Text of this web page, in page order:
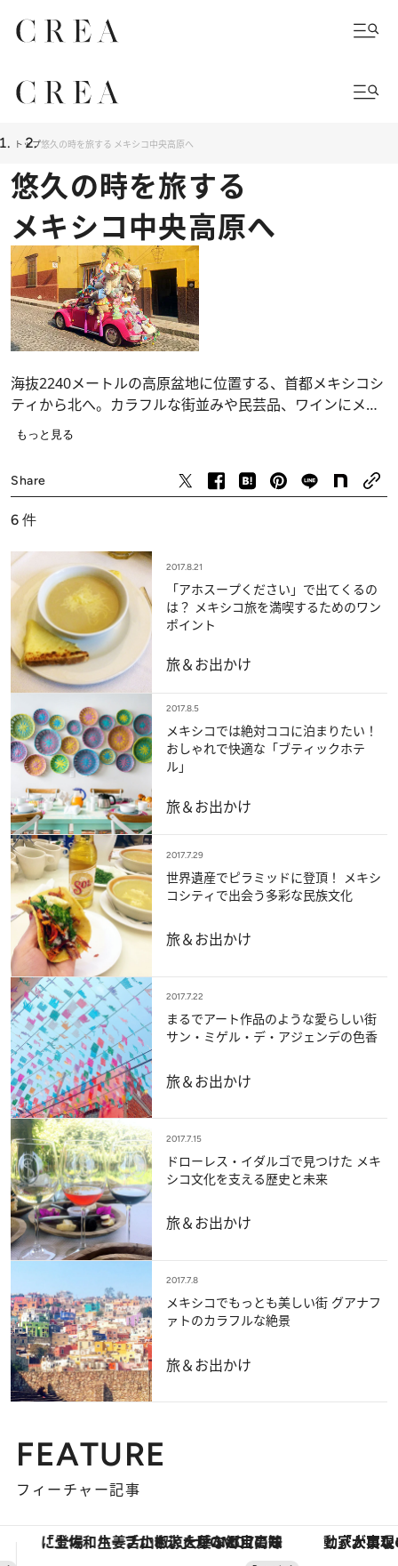
トップ悠久の時を旅する メキシコ中央高原へ
悠久の時を旅する
メキシコ中央高原へ
海抜2240メートルの高原盆地に位置する、首都メキシコシ
ティから北へ。カラフルな街並みや民芸品、ワインにメキ
シカングルメ……。歴史と現代が融合するメキシコ中央高
もっと見る
Share
6 件
2017.8.21
「アホスープください」で出てくるの
は？ メキシコ旅を満喫するためのワン
ポイント
旅＆お出かけ
2017.8.5
メキシコでは絶対ココに泊まりたい！
おしゃれで快適な「ブティックホテ
ル」
旅＆お出かけ
2017.7.29
世界遺産でピラミッドに登頂！ メキシ
コシティで出会う多彩な民族文化
旅＆お出かけ
2017.7.22
まるでアート作品のような愛らしい街
サン・ミゲル・デ・アジェンデの色香
旅＆お出かけ
2017.7.15
ドローレス・イダルゴで見つけた メキ
シコ文化を支える歴史と未来
旅＆お出かけ
2017.7.8
メキシコでもっとも美しい街 グアナフ
ァトのカラフルな絶景
旅＆お出かけ
FEATURE
フィーチャー記事
「大事なのは地域の意識を変えること」。ロレックス賞受賞の自然保護活動家が実現させたナイジェリアの自然環境の復活